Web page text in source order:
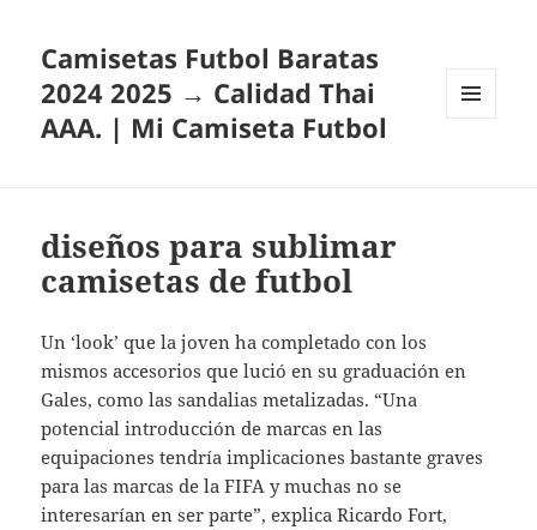
Camisetas Futbol Baratas
2024 2025 → Calidad Thai
AAA. | Mi Camiseta Futbol
diseños para sublimar
camisetas de futbol
Un ‘look’ que la joven ha completado con los
mismos accesorios que lució en su graduación en
Gales, como las sandalias metalizadas. “Una
potencial introducción de marcas en las
equipaciones tendría implicaciones bastante graves
para las marcas de la FIFA y muchas no se
interesarían en ser parte”, explica Ricardo Fort,